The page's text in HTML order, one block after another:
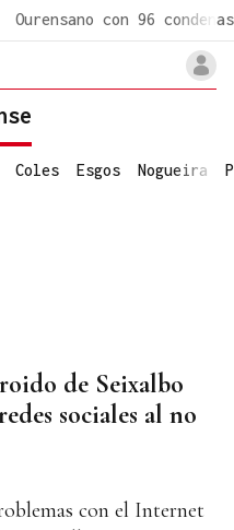
Ourensano con 96 condenas
Coles Esgos Nogueira
de Seixalbo
sociales al no
con el Internet